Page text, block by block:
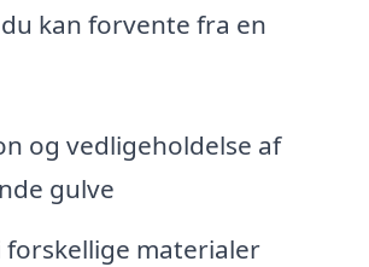
kan forvente fra en
og vedligeholdelse af
gulve
forskellige materialer